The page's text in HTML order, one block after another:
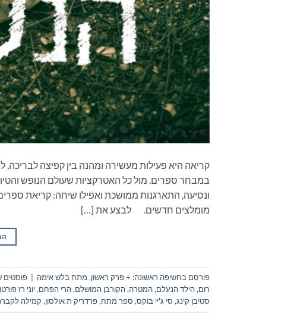
קריאה היא פעילות מעשירה ומהנה בין קפיצה
במבחר ספרים. מול כל האטרקציות שעולם הנופש
מומלצים חדשים. לבצע את […]
פורסם בחשיפה ראשונה: + פרק ראשון, מתח בלש אימה פוסטים
רום,הילד הנעלם,המטרה,הקורבן המושלם,הרי הפחם,יוני רז
סטיבן קינג, סי ג'יי בוקס, ספר מתח,פרדריק ת אולסון, קמילה